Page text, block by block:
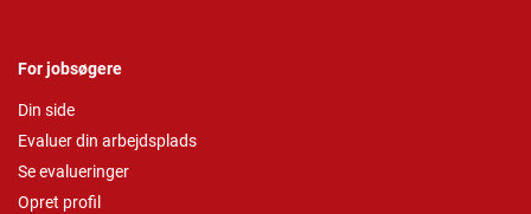
For jobsøgere
Din side
Evaluer din arbejdsplads
Se evalueringer
Opret profil